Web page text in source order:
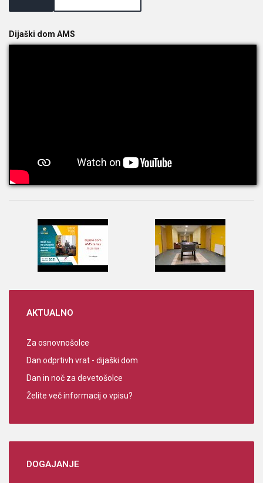
Dijaški dom AMS
AKTUALNO
Za osnovnošolce
Dan odprtivh vrat - dijaški dom
Dan in noč za devetošolce
Želite več informacij o vpisu?
DOGAJANJE